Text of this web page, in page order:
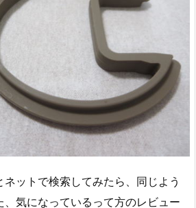
ットで検索してみたら、同じよう
、気になっているって方のレビュー